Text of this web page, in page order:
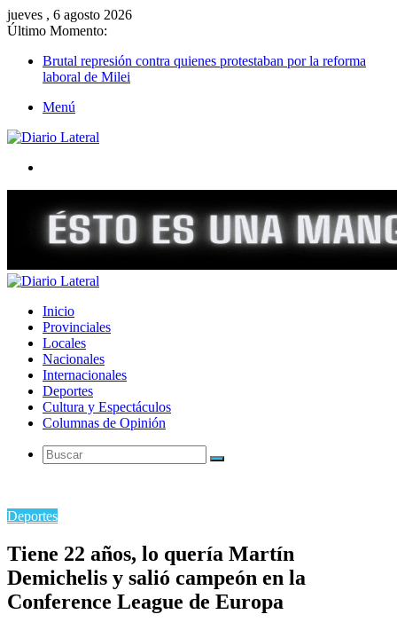
jueves , 6 agosto 2026
Último Momento:
Brutal represión contra quienes protestaban por la reforma
laboral de Milei
Menú
Inicio
Provinciales
Locales
Nacionales
Internacionales
Deportes
Cultura y Espectáculos
Columnas de Opinión
Buscar
Deportes
Tiene 22 años, lo quería Martín
Demichelis y salió campeón en la
Conference League de Europa